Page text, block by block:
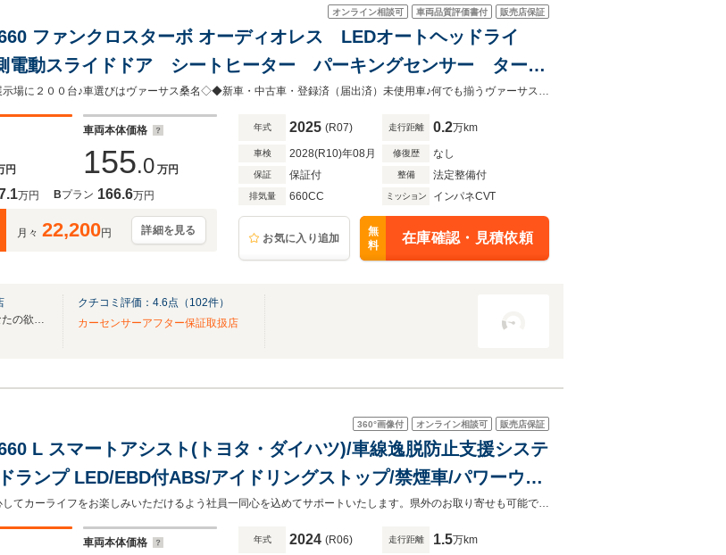
オンライン相談可 車両品質評価書付 販売店保証
ファンクロスターボ オーディオレス LEDオートヘッドライ
電動スライドドア シートヒーター パーキングセンサー ターボ
トアシスト Bカメラ オートハイビーム スマートキー 純正
アーキー
◇屋根付き展示場に２００台♪車選びはヴァーサス桑名◇◆新車・中古車・登録済（届出済）未使用車♪何でも揃うヴァーサス桑名店へ◆
円
車両本体価格
155.0 万円
万円 Bプラン 166.6万円
月々 22,200円 詳細を見る
年式 2025 (R07) 走行距離 0.2万km
車検 2028(R10)年08月 修復歴 なし
保証 保証付 整備 法定整備付
排気量 660CC ミッション インパネCVT
お気に入り追加
無
料
在庫確認・見積依頼
☆北勢地区最大級の全天候型立体展示場！あなたの欲しい『１台』見つけてください！☆
クチコミ評価： 4.6点（ 102件）
カーセンサーアフター保証取扱店
360°画像付 オンライン相談可 販売店保証
L スマートアシスト(トヨタ・ダイハツ)/車線逸脱防止支援システ
ランプ LED/EBD付ABS/アイドリングストップ/禁煙車/パワーウイ
ンジンスタートボタン
お客様が安心してカーライフをお楽しみいただけるよう社員一同心を込めてサポートいたします。県外のお取り寄せも可能です！是非お気軽にご相談ください。
車両本体価格 年式 2024 (R06) 走行距離 1.5万km